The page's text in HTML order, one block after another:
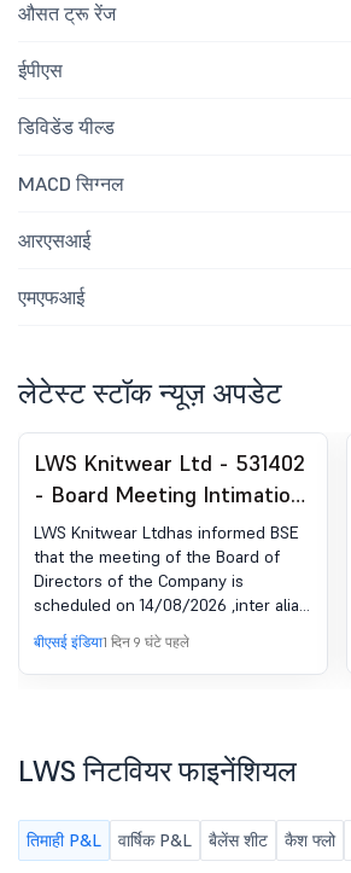
औसत ट्रू रेंज
ईपीएस
डिविडेंड यील्ड
MACD सिग्नल
आरएसआई
एमएफआई
लेटेस्ट स्टॉक न्यूज़ अपडेट
LWS Knitwear Ltd - 531402
- Board Meeting Intimation
for Intimation Of Board
Meeting To Be Held On
14.08.2026
LWS Knitwear Ltdhas informed BSE
that the meeting of the Board of
Directors of the Company is
scheduled on 14/08/2026 ,inter alia,
to consider and approve Pursuant to
Regulation 29 of SEBI (Listing
Obligations and Disclosure
meeting of Board of Directors will be
held on Friday, the 14th day of
Registered Office of the Company at
G.T. Road (W), Ludhiana-141008 to
बीएसई इंडिया1 दिन 9 घंटे पहले
LWS निटवियर फाइनेंशियल
तिमाही P&L वार्षिक P&L बैलेंस शीट कैश फ्लो